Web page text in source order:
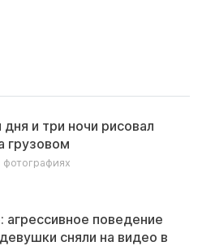
и три ночи рисовал
грузовом
агрессивное поведение
сняли на видео в